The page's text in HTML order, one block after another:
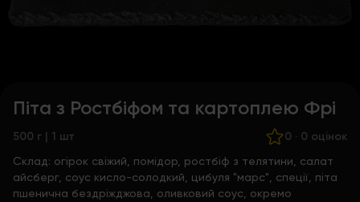
Піта з Ростбіфом та картоплею Фрі
500 г | 1 шт 0 · 0 оцінок
Склад: огірок свіжий, помідор, ростбіф з телятини, салат
айсберг, соус кисло-солодкий, цибуля "марс", спеції, піта
пшенична бездріжджова, оливковий соус, окремо